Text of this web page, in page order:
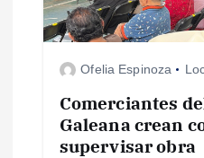
Ofelia Espinoza
Comerciantes
Galeana crean
supervisar obra